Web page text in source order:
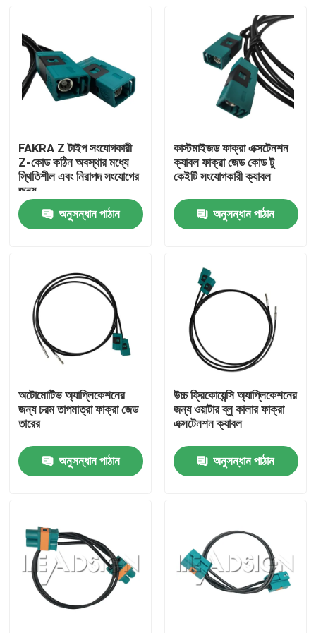
বাড়ি
ভিডিও
আমাদের সম্পর্কে
কারখানা ভ্রমণ
মান নিয়ন্ত্রণ
উদ্ধৃতির জন্য আবেদন
FAKRA HSD সংযোগকারী
FAKRA Z টাইপ সংযোগকারী
Z-কোড কঠিন অবস্থার মধ্যে
স্থিতিশীল এবং নিরাপদ সংযোগের
জন্য
অনুসন্ধান পাঠান
কাস্টমাইজড ফাক্রা এক্সটেনশন
ক্যাবল ফাক্রা জেড কোড টু
কেইটি সংযোগকারী ক্যাবল
অনুসন্ধান পাঠান
অটোমোটিভ অ্যাপ্লিকেশনের
জন্য চরম তাপমাত্রা ফাক্রা জেড
তারের
অনুসন্ধান পাঠান
উচ্চ ফ্রিকোয়েন্সি অ্যাপ্লিকেশনের
জন্য ওয়াটার ব্লু কালার ফাক্রা
এক্সটেনশন ক্যাবল
অনুসন্ধান পাঠান